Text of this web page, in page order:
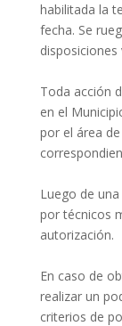
habilitada la
fecha. Se
disposiciones
Toda acción
en el
por el área
Luego de
por técnicos
autorización.
En caso de
realizar un
criterios de